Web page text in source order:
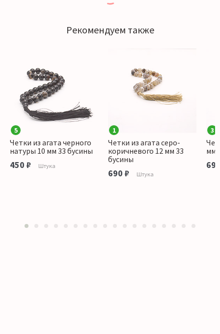
Рекомендуем также
5
Четки из агата черного
натуры 10 мм 33 бусины
450 ₽ Штука
1
Четки из агата серо-
коричневого 12 мм 33
бусины
690 ₽ Штука
3
мм